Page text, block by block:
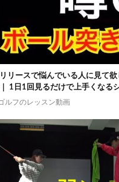
リースで悩んでいる人に見て
1日1回見るだけで上手くなる
ルフのレッスン動画